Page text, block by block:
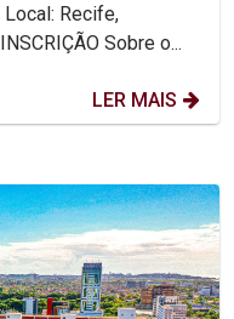
Pernambuco – Brasil REALIZAR INSCRIÇÃO Sobre o...
LER MAIS